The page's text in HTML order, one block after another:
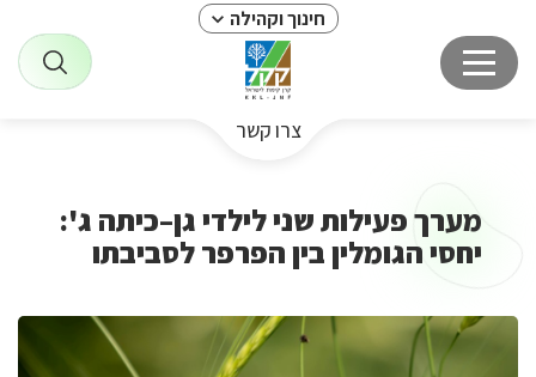
חינוך וקהילה
צרו קשר
מערך פעילות שני לילדי גן–כיתה ג':
יחסי הגומלין בין הפרפר לסביבתו